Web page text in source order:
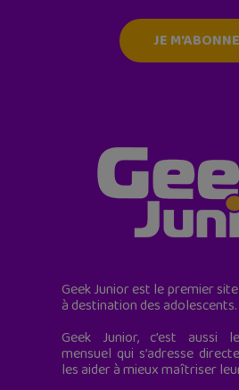
JE
Geek Junior est le premier
à destination des adolescents.
Geek Junior, c’est aussi
mensuel qui s’adresse
les aider à mieux maîtriser